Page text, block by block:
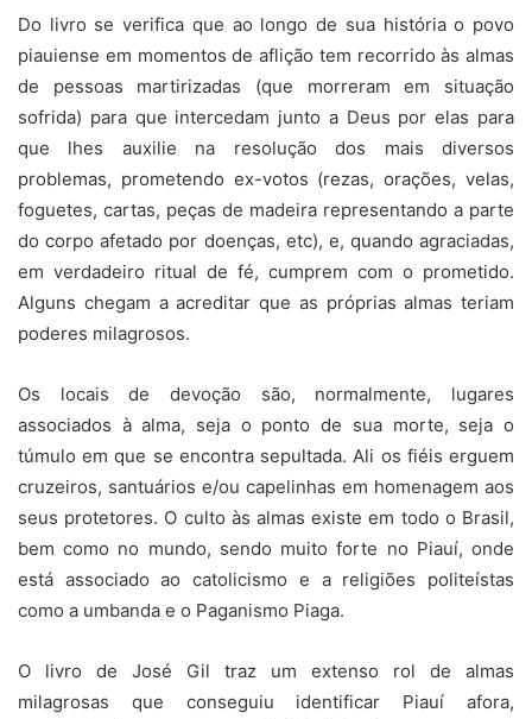
Do livro se verifica que ao longo de sua história o povo
piauiense em momentos de aflição tem recorrido às almas
de pessoas martirizadas (que morreram em situação
sofrida) para que intercedam junto a Deus por elas para
que lhes auxilie na resolução dos mais diversos
problemas, prometendo ex-votos (rezas, orações, velas,
foguetes, cartas, peças de madeira representando a parte
do corpo afetado por doenças, etc), e, quando agraciadas,
em verdadeiro ritual de fé, cumprem com o prometido.
Alguns chegam a acreditar que as próprias almas teriam
poderes milagrosos.
Os locais de devoção são, normalmente, lugares
associados à alma, seja o ponto de sua morte, seja o
túmulo em que se encontra sepultada. Ali os fiéis erguem
cruzeiros, santuários e/ou capelinhas em homenagem aos
seus protetores. O culto às almas existe em todo o Brasil,
bem como no mundo, sendo muito forte no Piauí, onde
está associado ao catolicismo e a religiões politeístas
como a umbanda e o Paganismo Piaga.
O livro de José Gil traz um extenso rol de almas
milagrosas que conseguiu identificar Piauí afora,